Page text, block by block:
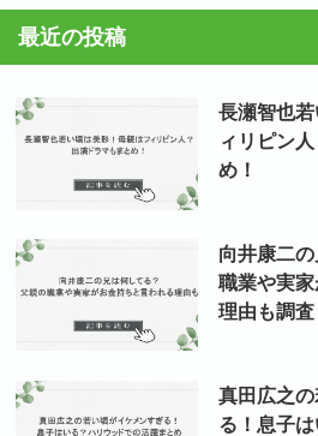
カ
イ
最近の投稿
長瀬智也
ィリピン
め！
向井康二
職業や実
理由も調査
真田広之
る！息子